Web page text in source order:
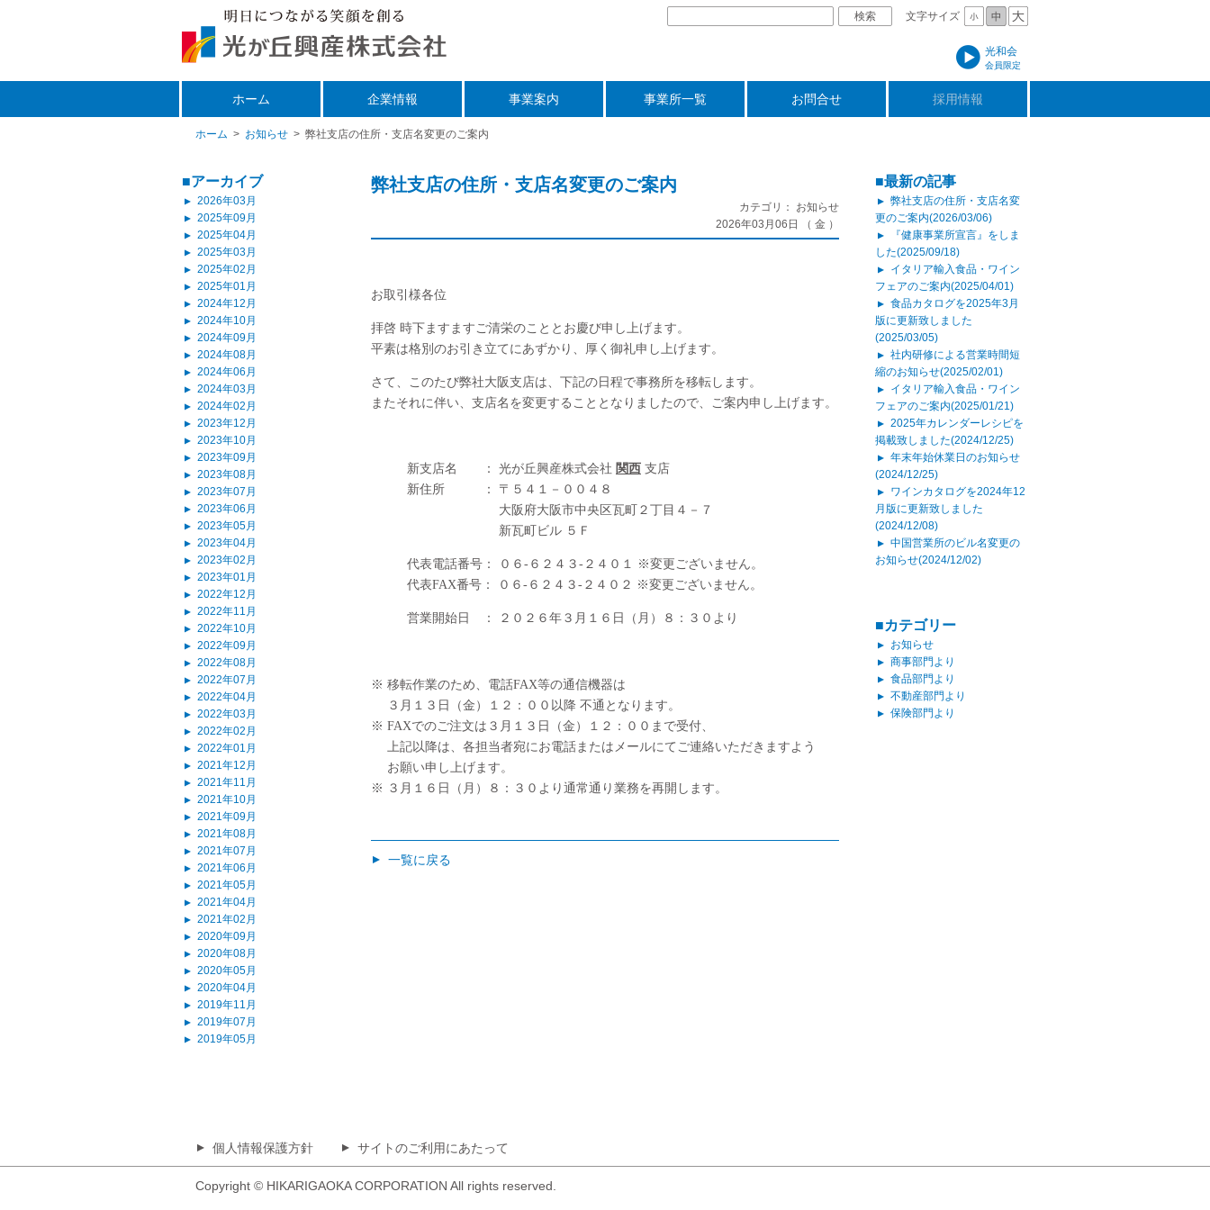
文字サイズ
光和会
会員限定
ホーム 企業情報 事業案内 事業所一覧 お問合せ 採用情報
ホーム > お知らせ > 弊社支店の住所・支店名変更のご案内
■アーカイブ
▲ 2026年03月
▲ 2025年09月
▲ 2025年04月
▲ 2025年03月
▲ 2025年02月
▲ 2025年01月
▲ 2024年12月
▲ 2024年10月
▲ 2024年09月
▲ 2024年08月
▲ 2024年06月
▲ 2024年03月
▲ 2024年02月
▲ 2023年12月
▲ 2023年10月
▲ 2023年09月
▲ 2023年08月
▲ 2023年07月
▲ 2023年06月
▲ 2023年05月
▲ 2023年04月
▲ 2023年02月
▲ 2023年01月
▲ 2022年12月
▲ 2022年11月
▲ 2022年10月
▲ 2022年09月
▲ 2022年08月
▲ 2022年07月
▲ 2022年04月
▲ 2022年03月
▲ 2022年02月
▲ 2022年01月
▲ 2021年12月
▲ 2021年11月
▲ 2021年10月
▲ 2021年09月
▲ 2021年08月
▲ 2021年07月
▲ 2021年06月
▲ 2021年05月
▲ 2021年04月
▲ 2021年02月
▲ 2020年09月
▲ 2020年08月
▲ 2020年05月
▲ 2020年04月
▲ 2019年11月
▲ 2019年07月
▲ 2019年05月
弊社支店の住所・支店名変更のご案内
カテゴリ： お知らせ
2026年03月06日 （ 金 ）
お取引様各位
拝啓 時下ますますご清栄のこととお慶び申し上げます。
平素は格別のお引き立てにあずかり、厚く御礼申し上げます。
さて、このたび弊社大阪支店は、下記の日程で事務所を移転します。
またそれに伴い、支店名を変更することとなりましたので、ご案内申し上げます。
新支店名 ： 光が丘興産株式会社 関西 支店
新住所 ： 〒５４１－００４８
大阪府大阪市中央区瓦町２丁目４－７
新瓦町ビル ５Ｆ
代表電話番号： ０６-６２４３-２４０１ ※変更ございません。
代表FAX番号： ０６-６２４３-２４０２ ※変更ございません。
営業開始日 ： ２０２６年３月１６日（月）８：３０より
※ 移転作業のため、電話FAX等の通信機器は
３月１３日（金）１２：００以降 不通となります。
※ FAXでのご注文は３月１３日（金）１２：００まで受付、
上記以降は、各担当者宛にお電話またはメールにてご連絡いただきますよう
お願い申し上げます。
※ ３月１６日（月）８：３０より通常通り業務を再開します。
▲ 一覧に戻る
■最新の記事
▲ 弊社支店の住所・支店名変
更のご案内(2026/03/06)
▲
『健康事業所宣言』をしま
した(2025/09/18)
▲
イタリア輸入食品・ワイン
フェアのご案内(2025/04/01)
▲ 食品カタログを2025年3月
版に更新致しました
(2025/03/05)
▲ 社内研修による営業時間短
縮のお知らせ(2025/02/01)
▲
イタリア輸入食品・ワイン
フェアのご案内(2025/01/21)
▲ 2025年カレンダーレシピを
掲載致しました(2024/12/25)
▲ 年末年始休業日のお知らせ
(2024/12/25)
▲
ワインカタログを2024年12
月版に更新致しました
(2024/12/08)
▲ 中国営業所のビル名変更の
お知らせ(2024/12/02)
■カテゴリー
▲ お知らせ
▲ 商事部門より
▲ 食品部門より
▲ 不動産部門より
▲ 保険部門より
▲ 個人情報保護方針 ▲ サイトのご利用にあたって
Copyright © HIKARIGAOKA CORPORATION All rights reserved.